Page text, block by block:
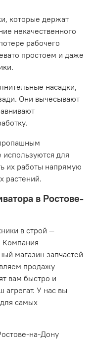
которые держат
некачественного
рабочего
простоем и даже
насадки,
Они вычесывают
.
используются для
их работы напрямую
растений.
в Ростове-
в строй —
Компания
магазин запчастей
продажу
вам быстро и
агрегат. У нас вы
самых
на-Дону